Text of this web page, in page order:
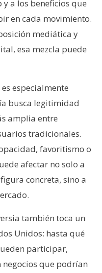
a los beneficios que
en cada movimiento.
mediática y
esa mezcla puede
especialmente
busca legitimidad
amplia entre
tradicionales.
favoritismo o
afectar no solo a
concreta, sino a
también toca un
Unidos: hasta qué
participar,
que podrían